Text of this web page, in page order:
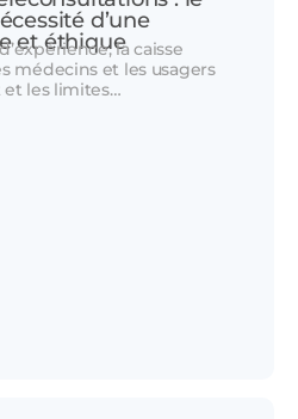
d’une
et éthiquela caisse
médecins et les usagers
les limites…